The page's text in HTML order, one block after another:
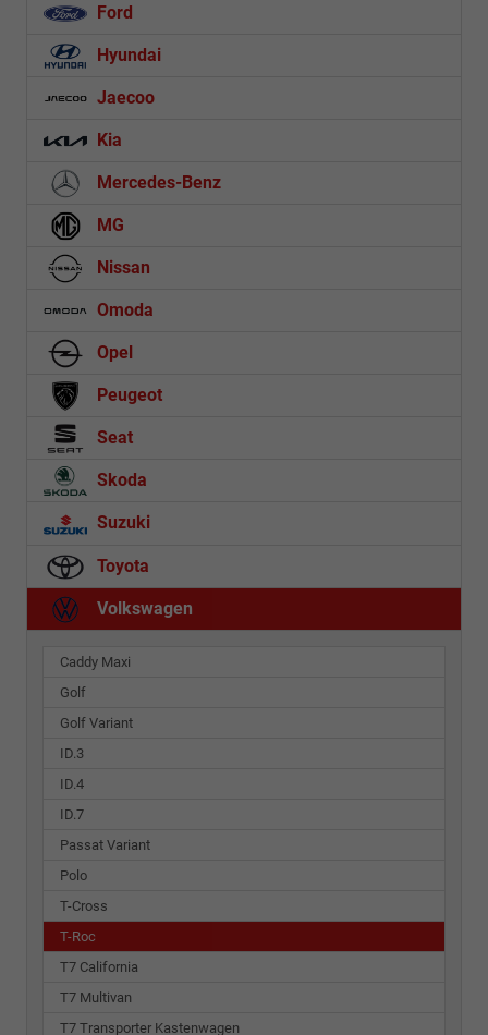
Ford
Hyundai
Jaecoo
Kia
Mercedes-Benz
MG
Nissan
Omoda
Opel
Peugeot
Seat
Skoda
Suzuki
Toyota
Volkswagen
Caddy Maxi
Golf
Golf Variant
ID.3
ID.4
ID.7
Passat Variant
Polo
T-Cross
T-Roc
T7 California
T7 Multivan
T7 Transporter Kastenwagen